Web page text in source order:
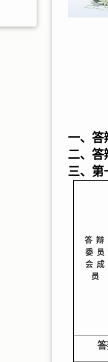
一、答
二、 答
三、第
答 辩
委 员
会 成
员